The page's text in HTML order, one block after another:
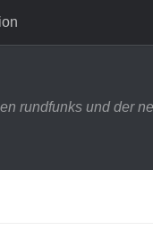
rundfunks und der